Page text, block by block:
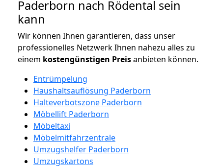
Paderborn nach Rödental sein
kann
Wir können Ihnen garantieren, dass unser
professionelles Netzwerk Ihnen nahezu alles zu
einem kostengünstigen Preisanbieten können.
Entrümpelung
Haushaltsauflösung Paderborn
Halteverbotszone Paderborn
Möbellift Paderborn
Möbeltaxi
Möbelmitfahrzentrale
Umzugshelfer Paderborn
Umzugskartons